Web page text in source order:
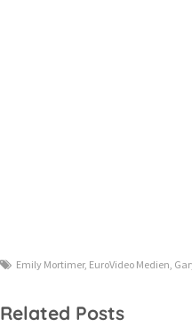
Emily Mortimer, EuroVideo Medien
Related Posts